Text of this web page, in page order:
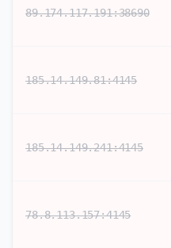
89.174.117.191:38690
185.14.149.81:4145
185.14.149.241:4145
78.8.113.157:4145